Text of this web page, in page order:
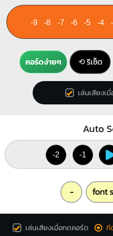
-9 -8 -7 -6 -5 -4
คอร์ดง่ายๆ ⟲ รีเซ็ต
เล่นเสียงเ
Auto
-2 -1
- font
เล่นเสียงเมื่อกดคอร์ด กี